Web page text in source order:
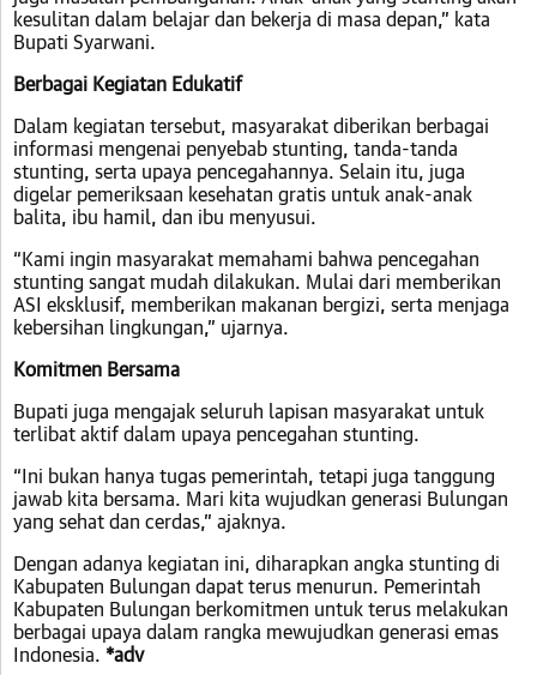
kesulitan dalam belajar dan bekerja di masa depan,” kata
Bupati Syarwani.
Berbagai Kegiatan Edukatif
Dalam kegiatan tersebut, masyarakat diberikan berbagai
informasi mengenai penyebab stunting, tanda-tanda
stunting, serta upaya pencegahannya. Selain itu, juga
digelar pemeriksaan kesehatan gratis untuk anak-anak
balita, ibu hamil, dan ibu menyusui.
“Kami ingin masyarakat memahami bahwa pencegahan
stunting sangat mudah dilakukan. Mulai dari memberikan
ASI eksklusif, memberikan makanan bergizi, serta menjaga
kebersihan lingkungan,” ujarnya.
Komitmen Bersama
Bupati juga mengajak seluruh lapisan masyarakat untuk
terlibat aktif dalam upaya pencegahan stunting.
“Ini bukan hanya tugas pemerintah, tetapi juga tanggung
jawab kita bersama. Mari kita wujudkan generasi Bulungan
yang sehat dan cerdas,” ajaknya.
Dengan adanya kegiatan ini, diharapkan angka stunting di
Kabupaten Bulungan dapat terus menurun. Pemerintah
Kabupaten Bulungan berkomitmen untuk terus melakukan
berbagai upaya dalam rangka mewujudkan generasi emas
Indonesia. *adv